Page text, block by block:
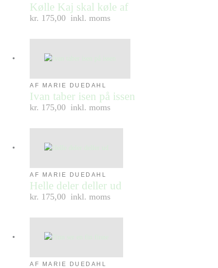
Kølle Kaj skal køle af
kr. 175,00 inkl. moms
AF MARIE DUEDAHL
Ivan taber isen på issen
kr. 175,00 inkl. moms
AF MARIE DUEDAHL
Helle deler deller ud
kr. 175,00 inkl. moms
AF MARIE DUEDAHL